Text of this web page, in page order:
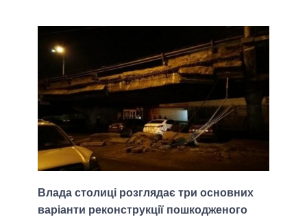
Влада столиці розглядає три основних
варіанти реконструкції пошкодженого